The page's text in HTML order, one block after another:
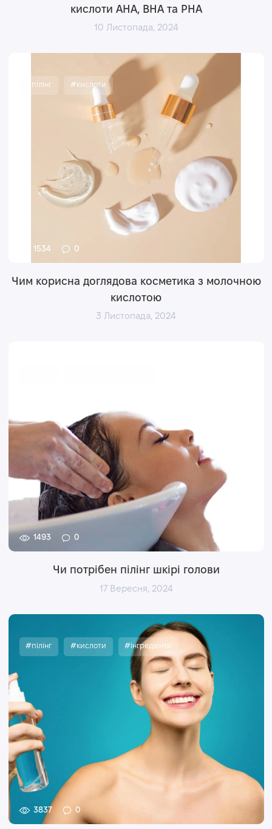
кислоти AHA, BHA та PHA
10 Листопада, 2024
#пілінг #кислоти
1534 0
Чим корисна доглядова косметика з молочною
кислотою
3 Листопада, 2024
1493 0
Чи потрібен пілінг шкірі голови
17 Вересня, 2024
#пілінг #кислоти #інгредієнти
3837 0